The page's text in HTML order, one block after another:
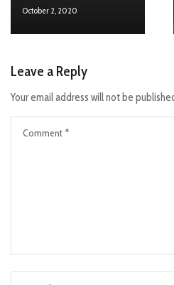
October 2, 2020
Leave a Reply
Your email address will not be